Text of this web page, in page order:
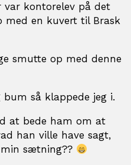
var kontorelev på det
en kuvert til Brask
smutte op med denne
bum så klappede jeg i.
at bede ham om at
han ville have sagt,
sætning??